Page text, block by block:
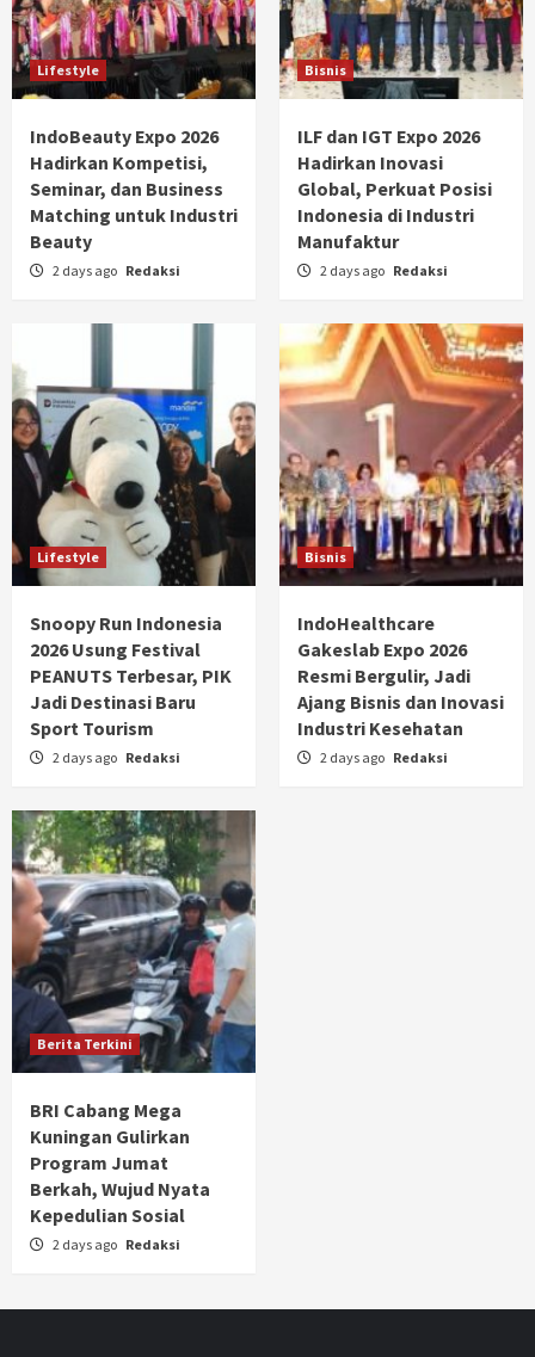
Lifestyle
IndoBeauty Expo 2026
Hadirkan Kompetisi,
Seminar, dan Business
Matching untuk Industri
Beauty
2 days ago Redaksi
Bisnis
ILF dan IGT Expo 2026
Hadirkan Inovasi
Global, Perkuat Posisi
Indonesia di Industri
Manufaktur
2 days ago Redaksi
Lifestyle
Snoopy Run Indonesia
2026 Usung Festival
PEANUTS Terbesar, PIK
Jadi Destinasi Baru
Sport Tourism
2 days ago Redaksi
Bisnis
IndoHealthcare
Gakeslab Expo 2026
Resmi Bergulir, Jadi
Ajang Bisnis dan Inovasi
Industri Kesehatan
2 days ago Redaksi
Berita Terkini
BRI Cabang Mega
Kuningan Gulirkan
Program Jumat
Berkah, Wujud Nyata
Kepedulian Sosial
2 days ago Redaksi